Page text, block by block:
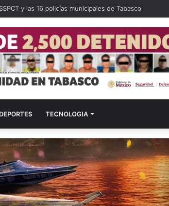
la atención en todo Tabasco
DEPORTES TECNOLOGIA